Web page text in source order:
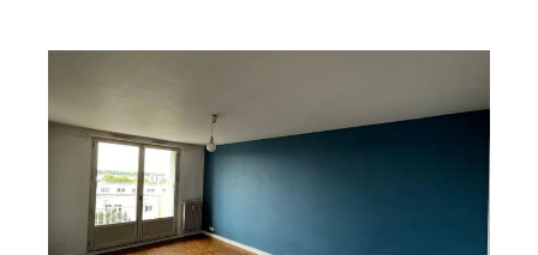
Ref : 19465
Appartement F1 à louer
542 €
par mois charges comprises